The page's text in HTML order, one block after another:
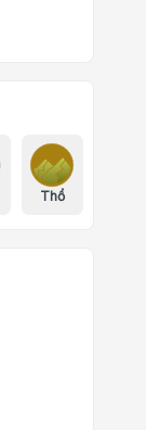
Thổ